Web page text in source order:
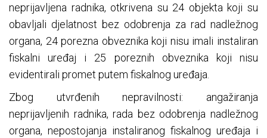
neprijavljena radnika, otkrivena su 24 objekta koji su
obavljali djelatnost bez odobrenja za rad nadležnog
organa, 24 porezna obveznika koji nisu imali instaliran
fiskalni uređaj i 25 poreznih obveznika koji nisu
evidentirali promet putem fiskalnog uređaja.
Zbog utvrđenih nepravilnosti: angažiranja
neprijavljenih radnika, rada bez odobrenja nadležnog
organa, nepostojanja instaliranog fiskalnog uređaja i